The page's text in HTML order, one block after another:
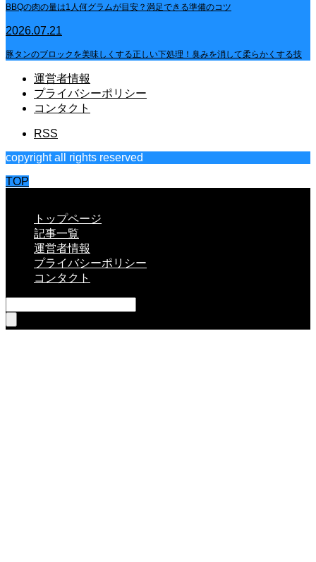
BBQの肉の量は1人何グラムが目安？満足できる準備のコツ
2026.07.21
豚タンのブロックを美味しくする正しい下処理！臭みを消して柔らかくする技
運営者情報
プライバシーポリシー
コンタクト
RSS
copyright all rights reserved
TOP
トップページ
記事一覧
運営者情報
プライバシーポリシー
コンタクト